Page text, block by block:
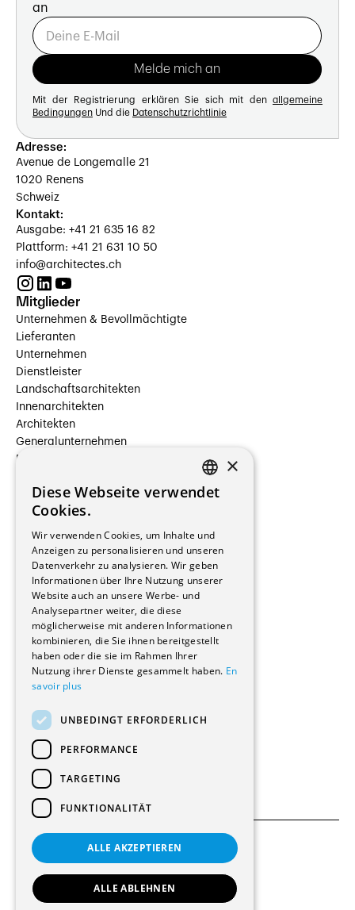
an
Mit der Registrierung erklären Sie sich mit den allgemeine
Bedingungen Und die Datenschutzrichtlinie
Adresse:
Avenue de Longemalle 21
1020 Renens
Schweiz
Kontakt:
Ausgabe: +41 21 635 16 82
Plattform: +41 21 631 10 50
info@architectes.ch
Mitglieder
Unternehmen & Bevollmächtigte
Lieferanten
Unternehmen
Dienstleister
Landschaftsarchitekten
Innenarchitekten
Architekten
Generalunternehmen
Beauftragte Unternehmen
Hersteller/Lieferanten
Bauherrschaften
Stockwerkeigentum
Reportagen
Wohnungen
Renovierungen
Innere Umbauten
Gastgewerbe und Tourismus
Verwaltungsgebäude und Geschäfte
Schuleinrichtungen
Medizinische Einrichtungen
Kultur - Sport - Freizeit
Industrie - Handwerk
Transport und Parkplätze
Diverse Bauten
© 2026 Alle Rechte vorbehalten
Allgemeine Bedingungen
FRENCH
×
Diese Webseite verwendet
Cookies.
Wir verwenden Cookies, um Inhalte und
Anzeigen zu personalisieren und unseren
Datenverkehr zu analysieren. Wir geben
Informationen über Ihre Nutzung unserer
Website auch an unsere Werbe- und
Analysepartner weiter, die diese
möglicherweise mit anderen Informationen
kombinieren, die Sie ihnen bereitgestellt
haben oder die sie im Rahmen Ihrer
Nutzung ihrer Dienste gesammelt haben. En
savoir plus
UNBEDINGT ERFORDERLICH
PERFORMANCE
TARGETING
FUNKTIONALITÄT
ALLE AKZEPTIEREN
ALLE ABLEHNEN